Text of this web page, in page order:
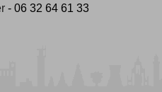
- 06 32 64 61 33